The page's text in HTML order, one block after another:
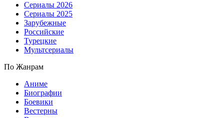
Сериалы 2026
Сериалы 2025
Зарубежные
Российские
Турецкие
Мультсериалы
По Жанрам
Аниме
Биографии
Боевики
Вестерны